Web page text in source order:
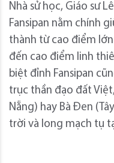
Nhà sử học, Giáo sư
Fansipan nằm chính
thành từ cao điểm
đến cao điểm linh
biệt đỉnh Fansipan
trục thần đạo đất
Nẵng) hay Bà Đen
trời và long mạch tụ